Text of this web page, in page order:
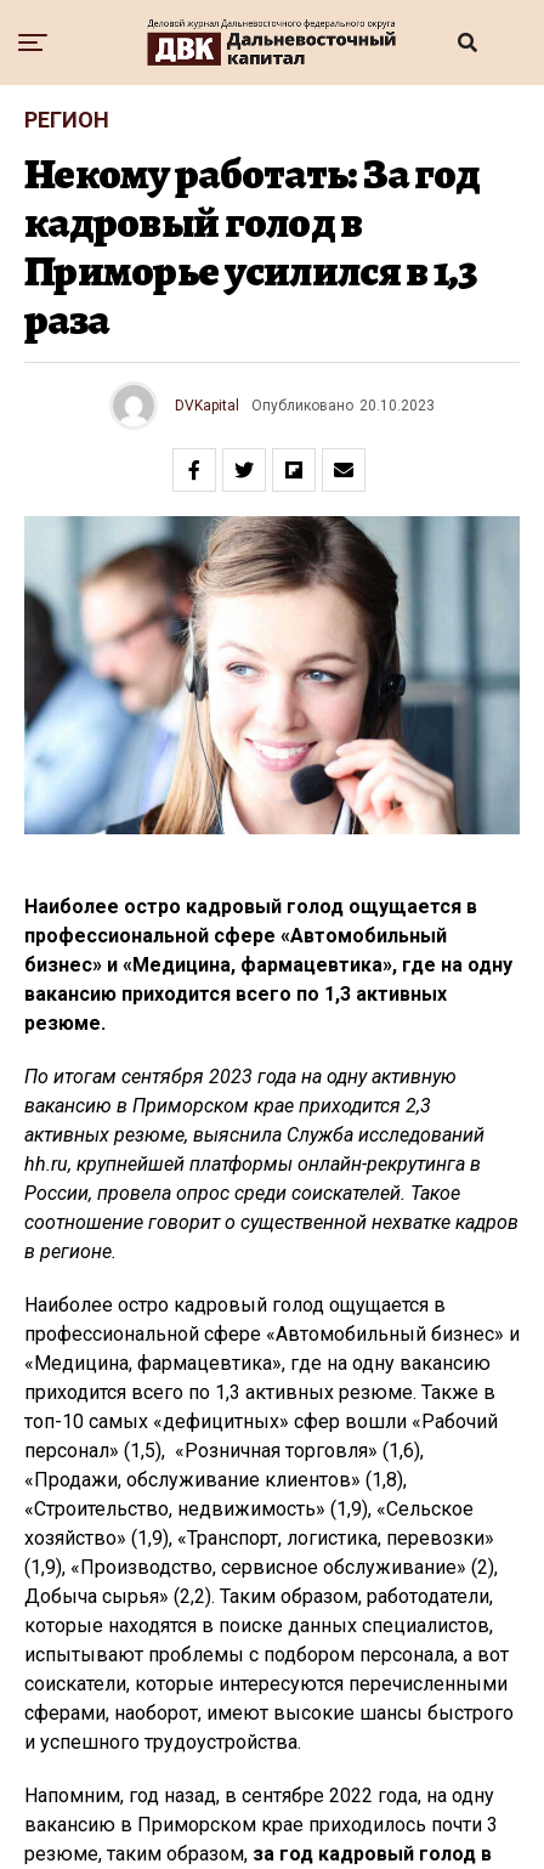
РЕГИОН
Некому работать: За год
кадровый голод в
Приморье усилился в 1,3
раза
DVKapital Опубликовано 20.10.2023
Наиболее остро кадровый голод ощущается в
профессиональной сфере «Автомобильный
бизнес» и «Медицина, фармацевтика», где на одну
вакансию приходится всего по 1,3 активных
резюме.
По итогам сентября 2023 года на одну активную
вакансию в Приморском крае приходится 2,3
активных резюме, выяснила Служба исследований
hh.ru, крупнейшей платформы онлайн-рекрутинга в
России, провела опрос среди соискателей. Такое
соотношение говорит о существенной нехватке кадров
в регионе.
Наиболее остро кадровый голод ощущается в
профессиональной сфере «Автомобильный бизнес» и
«Медицина, фармацевтика», где на одну вакансию
приходится всего по 1,3 активных резюме. Также в
топ-10 самых «дефицитных» сфер вошли «Рабочий
персонал» (1,5), «Розничная торговля» (1,6),
«Продажи, обслуживание клиентов» (1,8),
«Строительство, недвижимость» (1,9), «Сельское
хозяйство» (1,9), «Транспорт, логистика, перевозки»
(1,9), «Производство, сервисное обслуживание» (2),
Добыча сырья» (2,2). Таким образом, работодатели,
которые находятся в поиске данных специалистов,
испытывают проблемы с подбором персонала, а вот
соискатели, которые интересуются перечисленными
сферами, наоборот, имеют высокие шансы быстрого
и успешного трудоустройства.
Напомним, год назад, в сентябре 2022 года, на одну
вакансию в Приморском крае приходилось почти 3
резюме, таким образом, за год кадровый голод в